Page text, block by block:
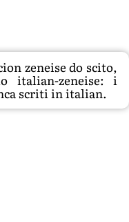
zeneise do scito,
italian-zeneise: i
scriti in italian.